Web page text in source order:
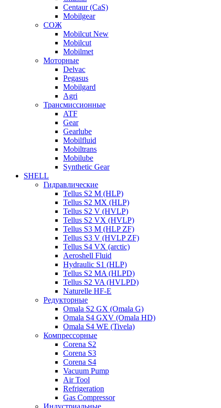
Centaur (CaS)
Mobilgear
СОЖ
Mobilcut New
Mobilcut
Mobilmet
Моторные
Delvac
Pegasus
Mobilgard
Agri
Трансмиссионные
ATF
Gear
Gearlube
Mobilfluid
Mobiltrans
Mobilube
Synthetic Gear
SHELL
Гидравлические
Tellus S2 M (HLP)
Tellus S2 MХ (HLP)
Tellus S2 V (HVLP)
Tellus S2 VX (HVLP)
Tellus S3 M (HLP ZF)
Tellus S3 V (HVLP ZF)
Tellus S4 VX (arctic)
Aeroshell Fluid
Hydraulic S1 (HLP)
Tellus S2 MA (HLPD)
Tellus S2 VA (HVLPD)
Naturelle HF-E
Редукторные
Omala S2 GX (Omala G)
Omala S4 GXV (Omala HD)
Omala S4 WE (Tivela)
Компрессорные
Corena S2
Corena S3
Corena S4
Vacuum Pump
Air Tool
Refrigeration
Gas Compressor
Индустриальные